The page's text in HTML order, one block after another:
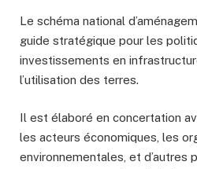
Le schéma national
guide stratégique pour les
investissements en
l’utilisation des terres.
Il est élaboré en concertation
les acteurs économiques, les
environnementales, et d’autres